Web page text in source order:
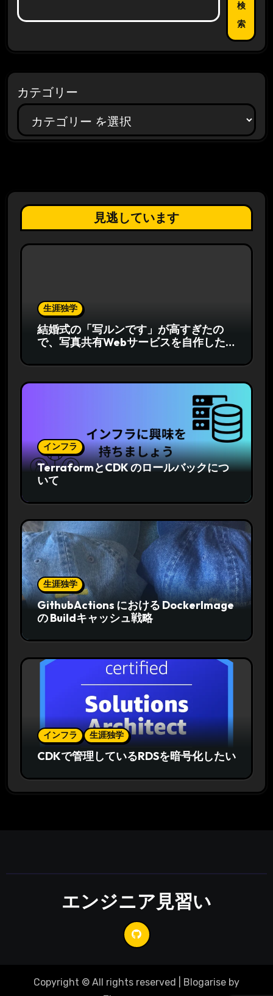
検
索
カテゴリー
見逃しています
生涯独学
結婚式の「写ルンです」が高すぎたの
で、写真共有Webサービスを自作した
インフラ
TerraformとCDK のロールバックにつ
いて
生涯独学
GithubActions における DockerImage
の Buildキャッシュ戦略
インフラ 生涯独学
CDKで管理しているRDSを暗号化したい
エンジニア見習い
Copyright © All rights reserved Blogarise by